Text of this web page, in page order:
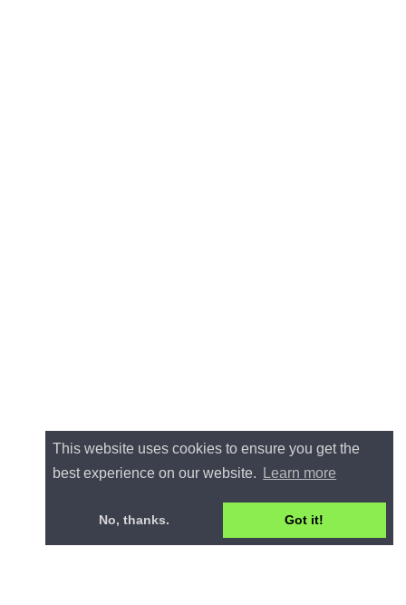
This website uses cookies to ensure you get the
best experience on our website.
Learn more
No, thanks. Got it!